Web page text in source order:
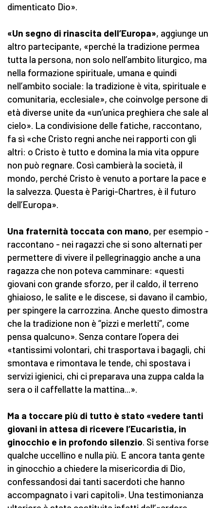
dimenticato Dio».
«Un segno di rinascita dell’Europa», aggiunge un
altro partecipante, «perché la tradizione permea
tutta la persona, non solo nell’ambito liturgico, ma
nella formazione spirituale, umana e quindi
nell’ambito sociale: la tradizione è vita, spirituale e
comunitaria, ecclesiale», che coinvolge persone di
età diverse unite da «un’unica preghiera che sale al
cielo». La condivisione delle fatiche, raccontano,
fa sì «che Cristo regni anche nei rapporti con gli
altri: o Cristo è tutto e domina la mia vita oppure
non può regnare. Così cambierà la società, il
mondo, perché Cristo è venuto a portare la pace e
la salvezza. Questa è Parigi-Chartres, è il futuro
dell’Europa».
Una fraternità toccata con mano, per esempio -
raccontano - nei ragazzi che si sono alternati per
permettere di vivere il pellegrinaggio anche a una
ragazza che non poteva camminare: «questi
giovani con grande sforzo, per il caldo, il terreno
ghiaioso, le salite e le discese, si davano il cambio,
per spingere la carrozzina. Anche questo dimostra
che la tradizione non è “pizzi e merletti”, come
pensa qualcuno». Senza contare l’opera dei
«tantissimi volontari, chi trasportava i bagagli, chi
smontava e rimontava le tende, chi spostava i
servizi igienici, chi ci preparava una zuppa calda la
sera o il caffellatte la mattina...».
Ma a toccare più di tutto è stato «vedere tanti
giovani in attesa di ricevere l’Eucaristia, in
ginocchio e in profondo silenzio. Si sentiva forse
qualche uccellino e nulla più. E ancora tanta gente
in ginocchio a chiedere la misericordia di Dio,
confessandosi dai tanti sacerdoti che hanno
accompagnato i vari capitoli». Una testimonianza